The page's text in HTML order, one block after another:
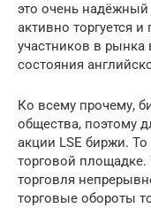
это очень
активно торгуется
участников в рынка
состояния
Ко всему прочему,
общества, поэтому
акции LSE биржи.
торговой площадке.
торговля
торговые обороты